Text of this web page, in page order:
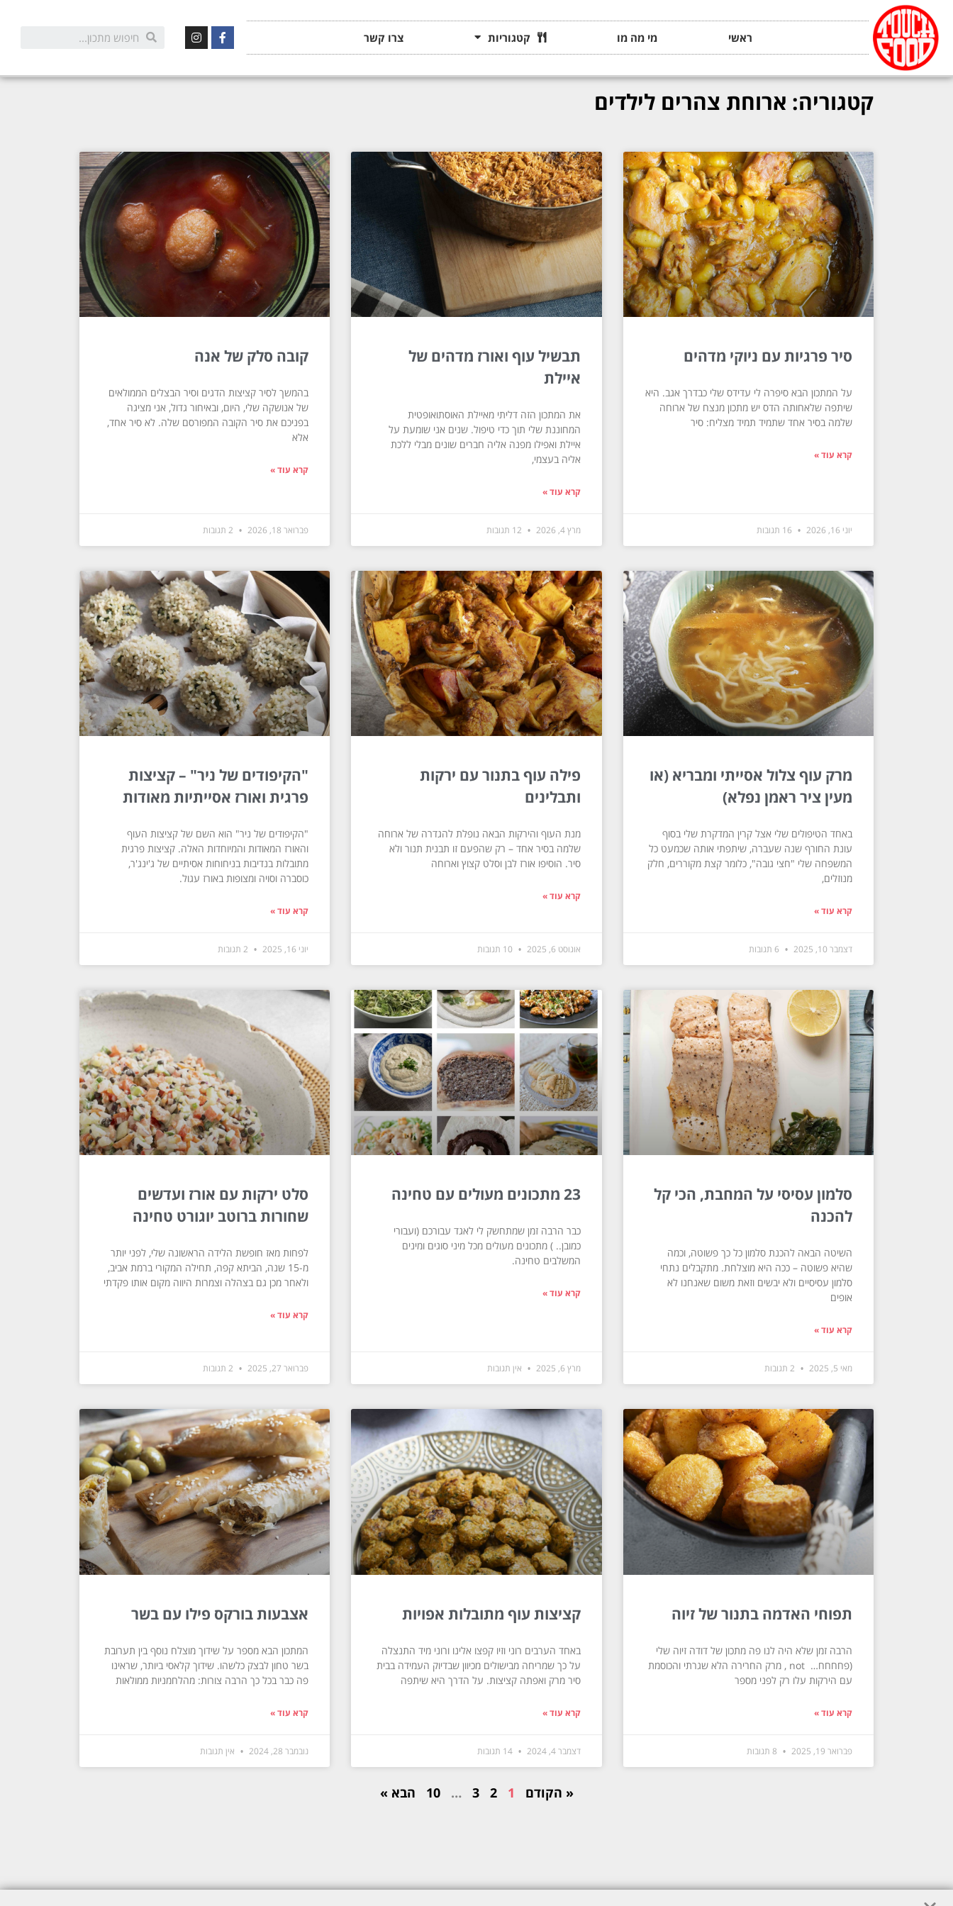
ראשי מי מה מו קטגוריות צרו קשר
קטגוריה: ארוחת צהרים לילדים
סיר פרגיות עם ניוקי מדהים
על המתכון הבא סיפרה לי עדידס שלי כבדרך אגב. היא
שיתפה שלאחותה הדס יש מתכון מנצח של ארוחה
שלמה בסיר אחד שתמיד תמיד מצליח: סיר
קרא עוד »
יוני 16, 2026
תבשיל עוף ואורז מדהים של
איילת
את המתכון הזה דליתי מאיילת האוסתואופטית
המחוננת שלי תוך כדי טיפול. שנים אני שומעת על
איילת ואפילו מפנה אליה חברים שונים מבלי ללכת
אליה בעצמי,
קרא עוד »
מרץ 4, 2026
קובה סלק של אנה
בהמשך לסיר קציצות הדגים וסיר הבצלים הממולאים
של אנושקה שלי, היום, ובאיחור גדול, אני מציגה
בפניכם את סיר הקובה המפורסם שלה. לא סיר אחד,
אלא
קרא עוד »
פברואר 18, 2026
מרק עוף צלול אסייתי ומבריא (או
מעין ציר ראמן נפלא)
באחד הטיפולים שלי אצל קרין המדקרת שלי בסוף
עונת החורף שנה שעברה, שיתפתי אותה שכמעט כל
המשפחה שלי "חצי גובה", כלומר קצת מקוררים, חלק
מנוזלים,
קרא עוד »
דצמבר 10, 2025
פילה עוף בתנור עם ירקות
ותבלינים
מנת העוף והירקות הבאה נופלת להגדרה של ארוחה
שלמה בסיר אחד – רק שהפעם זו תבנית תנור ולא
סיר. הוסיפו אורז לבן וסלט קצוץ וארוחה
קרא עוד »
אוגוסט 6, 2025
"הקיפודים של ניר" – קציצות
פרגית ואורז אסייתיות מאודות
"הקיפודים של ניר" הוא השם של קציצות העוף
והאורז המאודות והמיוחדות האלה. קציצות פרגית
מתובלות בנדיבות בניחוחות אסיתיים של ג'ינג'ר,
כוסברה וסויה ומצופות באורז עגול.
קרא עוד »
יוני 16, 2025
סלמון עסיסי על המחבת, הכי קל
להכנה
השיטה הבאה להכנת סלמון כל כך פשוטה, וכמה
שהיא פשוטה – ככה היא מוצלחת. מתקבלים נתחי
סלמון עסיסיים ולא יבשים וזאת משום שאנחנו לא
אופים
קרא עוד »
מאי 5, 2025
23 מתכונים מעולים עם טחינה
כבר הרבה זמן שמתחשק לי לאגד עבורכם (ועבורי
כמובן.. ) מתכונים מעולים מכל מיני סוגים ומינים
המשלבים טחינה.
קרא עוד »
מרץ 6, 2025 אין תגובות
סלט ירקות עם אורז ועדשים
שחורות ברוטב יוגורט טחינה
לפחות מאז חופשת הלידה הראשונה שלי, לפני יותר
מ-15 שנה, הביתא קפה, תחילה המקורי ברמת אביב,
ולאחר מכן גם בצהלה וצמרות היווה מקום אותו פקדתי
קרא עוד »
פברואר 27, 2025
תפוחי האדמה בתנור של זיוה
הרבה זמן שלא היה לנו פה מתכון של דודה זיוה שלי
(פחחחח… not , מרק החרירה הלא שגרתי והכוסמת
עם הירקות עלו רק לפני מספר
קרא עוד »
פברואר 19, 2025
קציצות עוף מתובלות אפויות
באחד הערבים רוני וזיו קפצו אלינו ורוני מיד התנצלה
על כך שמריחה מבישולים מכיוון שבדיוק העמידה בבית
סיר מרק ואפתה קציצות. על הדרך היא שיתפה
קרא עוד »
דצמבר 4, 2024 14 תגובות
אצבעות בורקס פילו עם בשר
המתכון הבא מספר על שידוך מוצלח נוסף בין תערובת
בשר טחון לבצק כלשהו. שידוך קלאסי ביותר, שראינו
פה כבר בכל כך הרבה צורות: מהלחמניות ממולאות
קרא עוד »
נובמבר 28, 2024 אין תגובות
« הקודם 1
2
3
…
10 הבא »